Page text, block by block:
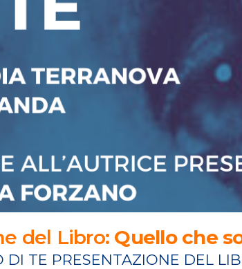
del Libro: Quello che
DI TE PRESENTAZIONE DEL